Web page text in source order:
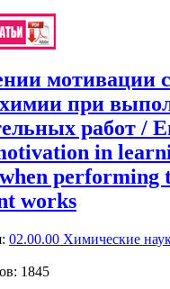
мотивации
при
работ /
in
performing
works
02.00.00 Химические
1845